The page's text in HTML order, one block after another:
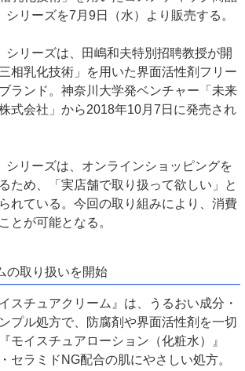
シリーズを7月9日（水）より販売する。
シリーズは、田嶋和夫特別招聘教授が開
相乳化技術」を用いた界面活性剤フリー
ランド。神奈川大学発ベンチャー「未来
式会社」から2018年10月7日に発売され
シリーズは、オンラインショッピングを
ため、「実店舗で取り扱って欲しい」と
れている。今回の取り組みにより、消費
とが可能となる。
の取り扱いを開始
スチュアクリーム』は、うるおい成分・
プル処方で、防腐剤や界面活性剤を一切
モイスチュアローション（化粧水）』
セラミドNG配合の肌にやさしい処方。